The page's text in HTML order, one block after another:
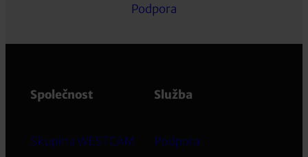
Podpora
Společnost
Skupina WESTCAM
Služba
Podpora